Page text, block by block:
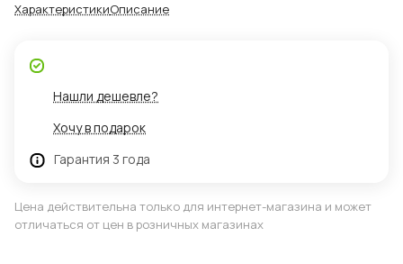
ХарактеристикиОписание
Нашли дешевле?
Хочу в подарок
Гарантия 3 года
Цена действительна только для интернет-магазина и может
отличаться от цен в розничных магазинах